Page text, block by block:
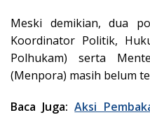
Meski demikian, dua
Koordinator Politik,
Polhukam) serta
(Menpora) masih belum
Baca Juga:Aksi